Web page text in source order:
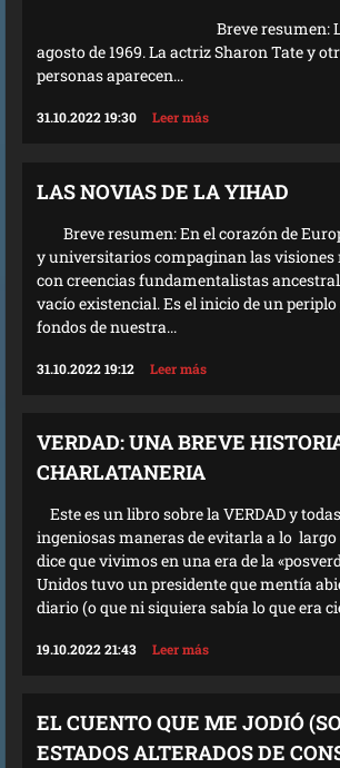
Breve resumen: Los
agosto de 1969. La actriz Sharon Tate y
personas aparecen...
31.10.2022 19:30 Leer más
LAS NOVIAS DE LA YIHAD
Breve resumen: En el corazón de
y universitarios compaginan las visiones
con creencias fundamentalistas
vacío existencial. Es el inicio de un
fondos de nuestra...
31.10.2022 19:12 Leer más
VERDAD: UNA BREVE
CHARLATANERIA
Este es un libro sobre la VERDAD y
ingeniosas maneras de evitarla a lo largo
dice que vivimos en una era de la
Unidos tuvo un presidente que mentía
diario (o que ni siquiera sabía lo que era
19.10.2022 21:43 Leer más
EL CUENTO QUE ME JODIÓ
ESTADOS ALTERADOS DE